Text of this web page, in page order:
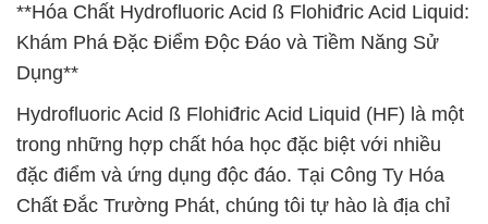
**Hóa Chất Hydrofluoric Acid ß Flohiđric Acid Liquid:
Khám Phá Đặc Điểm Độc Đáo và Tiềm Năng Sử
Dụng**
Hydrofluoric Acid ß Flohiđric Acid Liquid (HF) là một
trong những hợp chất hóa học đặc biệt với nhiều
đặc điểm và ứng dụng độc đáo. Tại Công Ty Hóa
Chất Đắc Trường Phát, chúng tôi tự hào là địa chỉ